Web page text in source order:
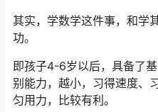
其实，学数学这件事，和学
功。
即孩子4-6岁以后，具备了
别能力，越小，习得速度、
匀用力，比较有利。